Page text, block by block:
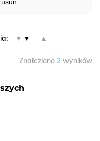
▼ ▲
Znaleziono 2 wyników